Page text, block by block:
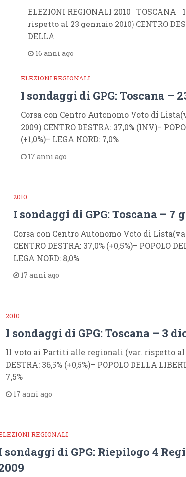
ELEZIONI REGIONALI 2010 TOSCANA
rispetto al 23 gennaio 2010) CENTRO
DELLA
16 anni ago
ELEZIONI REGIONALI
I sondaggi di GPG: Toscana –
Corsa con Centro Autonomo Voto di
2009) CENTRO DESTRA: 37,0% (INV)–
(+1,0%)– LEGA NORD: 7,0%
17 anni ago
2010
I sondaggi di GPG: Toscana – 7
Corsa con Centro Autonomo Voto di
CENTRO DESTRA: 37,0% (+0,5%)– POPOLO
LEGA NORD: 8,0%
17 anni ago
2010
I sondaggi di GPG: Toscana – 3
Il voto ai Partiti alle regionali (var. rispetto al
DESTRA: 36,5% (+0,5%)– POPOLO DELLA
7,5%
17 anni ago
REGIONALI
sondaggi di GPG: Riepilogo 4